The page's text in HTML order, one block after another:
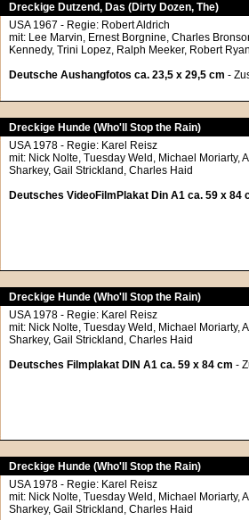
Dreckige Dutzend, Das (Dirty Dozen, The)
USA 1967 - Regie: Robert Aldrich
mit: Lee Marvin, Ernest Borgnine, Charles
Kennedy, Trini Lopez, Ralph Meeker, Robert
Deutsche Aushangfotos ca. 23,5 x 29,5 cm -
Dreckige Hunde (Who'll Stop the Rain)
USA 1978 - Regie: Karel Reisz
mit: Nick Nolte, Tuesday Weld, Michael Moriarty,
Sharkey, Gail Strickland, Charles Haid
Deutsches VideoFilmPlakat Din A1 ca. 59 x 84
Dreckige Hunde (Who'll Stop the Rain)
USA 1978 - Regie: Karel Reisz
mit: Nick Nolte, Tuesday Weld, Michael Moriarty,
Sharkey, Gail Strickland, Charles Haid
Deutsches Filmplakat DIN A1 ca. 59 x 84 cm -
Dreckige Hunde (Who'll Stop the Rain)
USA 1978 - Regie: Karel Reisz
mit: Nick Nolte, Tuesday Weld, Michael Moriarty,
Sharkey, Gail Strickland, Charles Haid